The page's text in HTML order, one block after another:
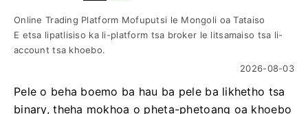
Online Trading Platform Mofuputsi le Mongoli oa Tataiso
E etsa lipatlisiso ka li-platform tsa broker le litsamaiso tsa li-
account tsa khoebo.
2026-08-03
Pele o beha boemo ba hau ba pele ba likhetho tsa
binary, theha mokhoa o pheta-phetoang oa khoebo